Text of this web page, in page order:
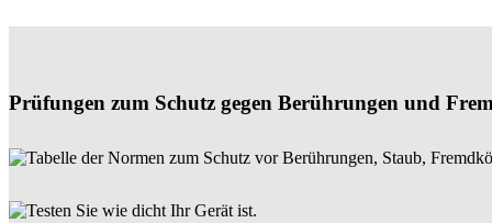
Prüfungen zum Schutz gegen Berührungen und